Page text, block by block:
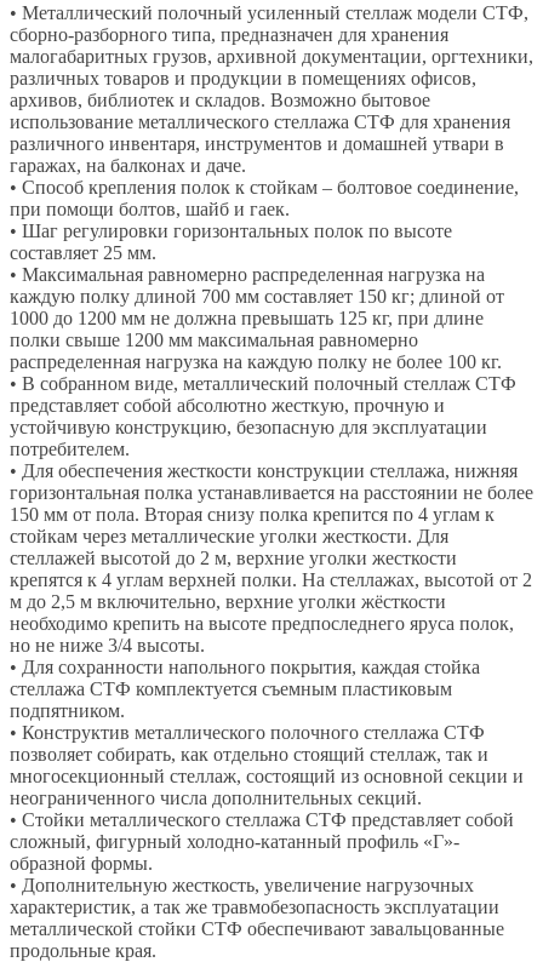
• Металлический полочный усиленный стеллаж модели СТФ,
сборно-разборного типа, предназначен для хранения
малогабаритных грузов, архивной документации, оргтехники,
различных товаров и продукции в помещениях офисов,
архивов, библиотек и складов. Возможно бытовое
использование металлического стеллажа СТФ для хранения
различного инвентаря, инструментов и домашней утвари в
гаражах, на балконах и даче.
• Способ крепления полок к стойкам – болтовое соединение,
при помощи болтов, шайб и гаек.
• Шаг регулировки горизонтальных полок по высоте
составляет 25 мм.
• Максимальная равномерно распределенная нагрузка на
каждую полку длиной 700 мм составляет 150 кг; длиной от
1000 до 1200 мм не должна превышать 125 кг, при длине
полки свыше 1200 мм максимальная равномерно
распределенная нагрузка на каждую полку не более 100 кг.
• В собранном виде, металлический полочный стеллаж СТФ
представляет собой абсолютно жесткую, прочную и
устойчивую конструкцию, безопасную для эксплуатации
потребителем.
• Для обеспечения жесткости конструкции стеллажа, нижняя
горизонтальная полка устанавливается на расстоянии не более
150 мм от пола. Вторая снизу полка крепится по 4 углам к
стойкам через металлические уголки жесткости. Для
стеллажей высотой до 2 м, верхние уголки жесткости
крепятся к 4 углам верхней полки. На стеллажах, высотой от 2
м до 2,5 м включительно, верхние уголки жёсткости
необходимо крепить на высоте предпоследнего яруса полок,
но не ниже 3/4 высоты.
• Для сохранности напольного покрытия, каждая стойка
стеллажа СТФ комплектуется съемным пластиковым
подпятником.
• Конструктив металлического полочного стеллажа СТФ
позволяет собирать, как отдельно стоящий стеллаж, так и
многосекционный стеллаж, состоящий из основной секции и
неограниченного числа дополнительных секций.
• Стойки металлического стеллажа СТФ представляет собой
сложный, фигурный холодно-катанный профиль «Г»-
образной формы.
• Дополнительную жесткость, увеличение нагрузочных
характеристик, а так же травмобезопасность эксплуатации
металлической стойки СТФ обеспечивают завальцованные
продольные края.